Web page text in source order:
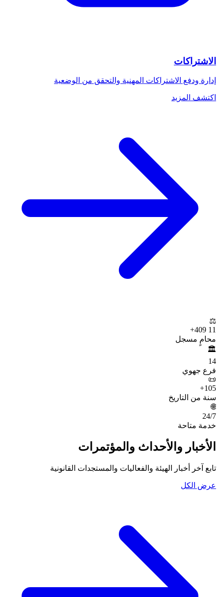
الاشتراكات
إدارة ودفع الاشتراكات المهنية والتحقق من الوضعية
اكتشف المزيد
⚖️
11 409
+
محامٍ مسجل
🏛️
14
فرع جهوي
📜
105
+
سنة من التاريخ
🌐
24/7
خدمة متاحة
الأخبار والأحداث والمؤتمرات
تابع آخر أخبار الهيئة والفعاليات والمستجدات القانونية
عرض الكل